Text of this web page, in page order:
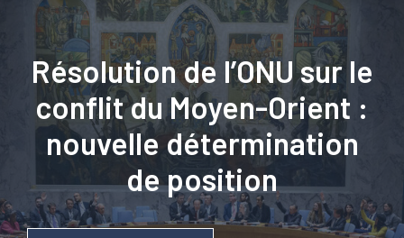
Résolution de l’ONU sur le
conflit du Moyen-Orient :
nouvelle détermination
de position